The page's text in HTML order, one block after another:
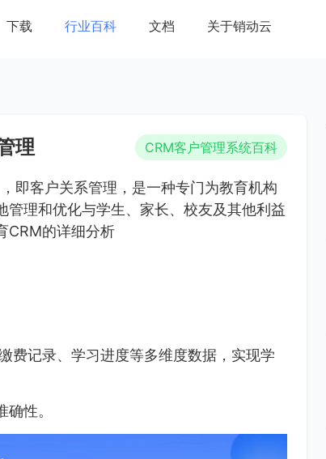
下载 行业百科 文档 关于销动云
理 CRM客户管理系统百科
客户关系管理，是一种专门为教育机构
理和优化与学生、家长、校友及其他利益
CRM的详细分析
费记录、学习进度等多维度数据，实现学
性。